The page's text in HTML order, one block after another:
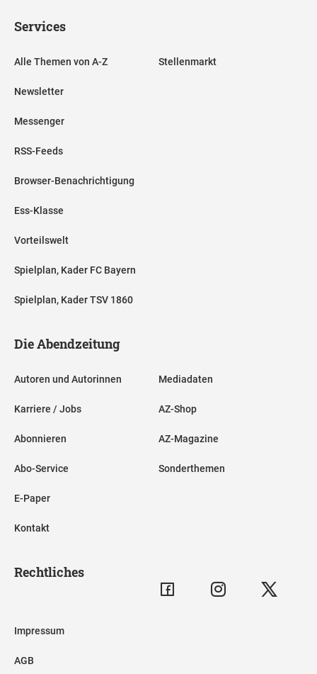
Services
Alle Themen von A-Z
Newsletter
Messenger
RSS-Feeds
Browser-Benachrichtigung
Ess-Klasse
Vorteilswelt
Spielplan, Kader FC Bayern
Spielplan, Kader TSV 1860
Stellenmarkt
Die Abendzeitung
Autoren und Autorinnen
Karriere / Jobs
Abonnieren
Abo-Service
E-Paper
Kontakt
Mediadaten
AZ-Shop
AZ-Magazine
Sonderthemen
Rechtliches
Impressum
AGB